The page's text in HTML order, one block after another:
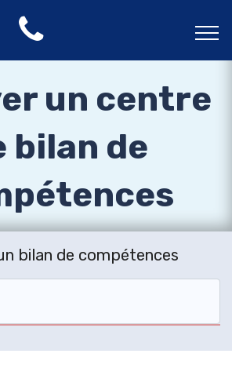
un centre
bilan de
bilan de compétences